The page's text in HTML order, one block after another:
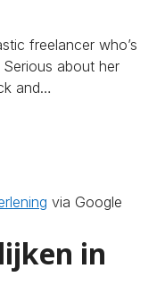
freelancer who’s
about her
and…
via Google
in